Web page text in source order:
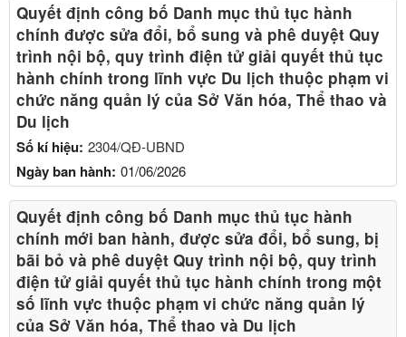
Số kí hiệu: 2304/QĐ-UBND
Ngày ban hành: 01/06/2026
Quyết định công bố Danh mục thủ tục hành
chính được sửa đổi, bổ sung và phê duyệt Quy
trình nội bộ, quy trình điện tử giải quyết thủ tục
hành chính trong lĩnh vực Du lịch thuộc phạm vi
chức năng quản lý của Sở Văn hóa, Thể thao và
Du lịch
Quyết định công bố Danh mục thủ tục hành
chính mới ban hành, được sửa đổi, bổ sung, bị
bãi bỏ và phê duyệt Quy trình nội bộ, quy trình
điện tử giải quyết thủ tục hành chính trong một
số lĩnh vực thuộc phạm vi chức năng quản lý
của Sở Văn hóa, Thể thao và Du lịch